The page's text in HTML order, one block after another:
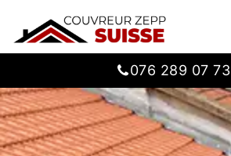
076 289 07 73